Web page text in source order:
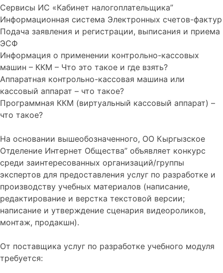
Сервисы ИС «Кабинет налогоплательщика”
Информационная система Электронных счетов-фактур
Подача заявления и регистрации, выписания и приема
ЭСФ
Информация о применении контрольно-кассовых
машин – ККМ – Что это такое и где взять?
Аппаратная контрольно-кассовая машина или
кассовый аппарат – что такое?
Программная ККМ (виртуальный кассовый аппарат) –
что такое?
На основании вышеобозначенного, ОО Кыргызское
Отделение Интернет Общества” объявляет конкурс
среди заинтересованных организаций/группы
экспертов для предоставления услуг по разработке и
производству учебных материалов (написание,
редактирование и верстка текстовой версии;
написание и утверждение сценария видеороликов,
монтаж, продакшн).
От поставщика услуг по разработке учебного модуля
требуется: